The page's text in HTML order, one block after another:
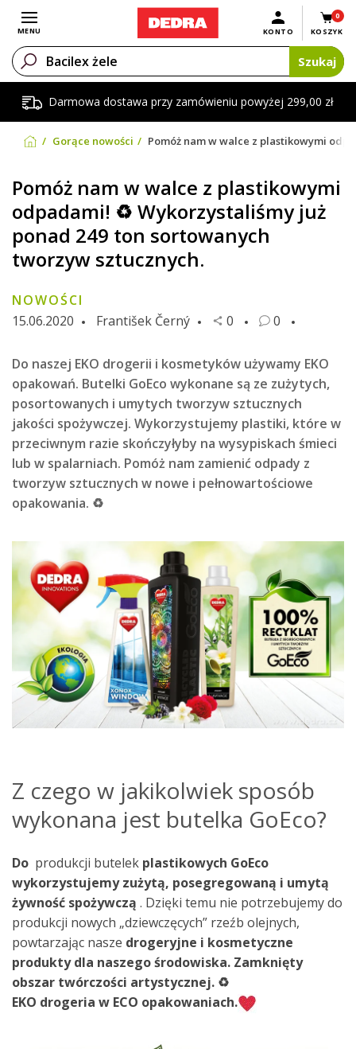
Darmowa dostawa przy zamówieniu powyżej 299,00 zł
Otwórz menu
MENU
0
KOSZYK
KONTO
Szukaj
Gorące nowości Pomóż nam w walce z plastikowymi
Pomóż nam w walce z plastikowymi
odpadami! ♻️ Wykorzystaliśmy już
ponad 249 ton sortowanych
tworzyw sztucznych.
NOWOŚCI
15.06.2020
František Černý 0 0
Do naszej EKO drogerii i kosmetyków używamy EKO
opakowań. Butelki GoEco wykonane są ze zużytych,
posortowanych i umytych tworzyw sztucznych
jakości spożywczej. Wykorzystujemy plastiki, które w
przeciwnym razie skończyłyby na wysypiskach śmieci
lub w spalarniach. Pomóż nam zamienić odpady z
tworzyw sztucznych w nowe i pełnowartościowe
opakowania. ♻️
Z czego w jakikolwiek sposób
wykonana jest butelka GoEco?
Do produkcji butelek plastikowych GoEco
wykorzystujemy zużytą, posegregowaną i umytą
żywność spożywczą . Dzięki temu nie potrzebujemy do
produkcji nowych „dziewczęcych” rzeźb olejnych,
powtarzając nasze drogeryjne i kosmetyczne
produkty dla naszego środowiska. Zamknięty
obszar twórczości artystycznej. ♻️
EKO drogeria w ECO opakowaniach.